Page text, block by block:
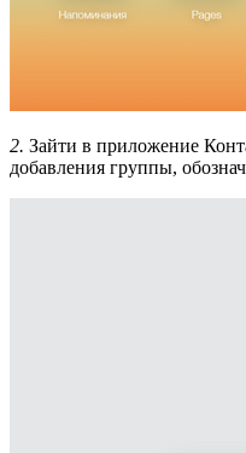
2. Зайти в приложение
добавления группы,